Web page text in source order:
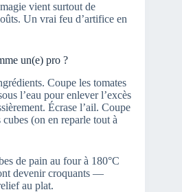
vient surtout de
Un vrai feu d’artifice en
un(e) pro ?
Coupe les tomates
l’eau pour enlever l’excès
Écrase l’ail. Coupe
(on en reparle tout à
de pain au four à 180°C
devenir croquants —
au plat.